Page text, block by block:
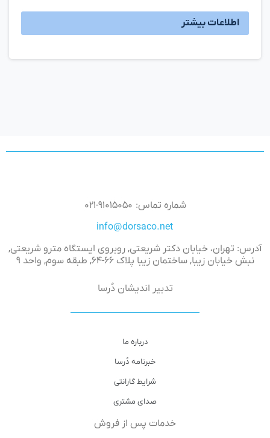
اطلاعات بیشتر
شماره تماس: ۹۱۰۱۵۰۵۰-۰۲۱
آدرس: تهران، خیابان دکتر شریعتی, روبروی ایستگاه مترو شریعتی,
نبش خیابان زیبا, ساختمان زیبا پلاک ۶۶-۶۴, طبقه سوم, واحد ۹
تدبیر اندیشان دُرسا
درباره ما
خبرنامه دُرسا
شرایط گارانتی
صدای مشتری
خدمات پس از فروش